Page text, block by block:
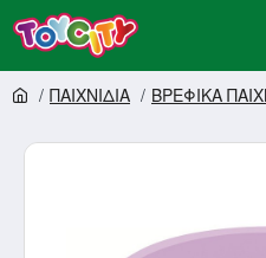
ΠΑΙΧΝΙΔΙΑ ΒΡΕΦΙΚΑ